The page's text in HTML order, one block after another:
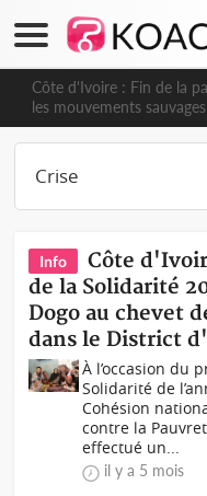
Côte d'Ivoire : Fin de la
les mouvements sauvages
Info
Côte
de la Solidarité
Dogo au chevet
dans le District
À l’occasion du
Solidarité de
Cohésion
contre la
effectué un...
il y a 5 mois